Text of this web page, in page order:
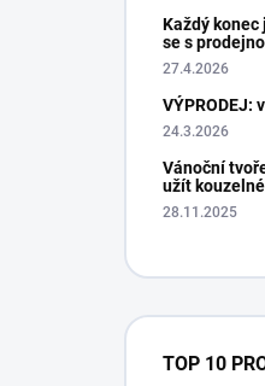
Každý konec
se s
27.4.2026
VÝPRODEJ:
24.3.2026
Vánoční
užít
28.11.2025
TOP 10